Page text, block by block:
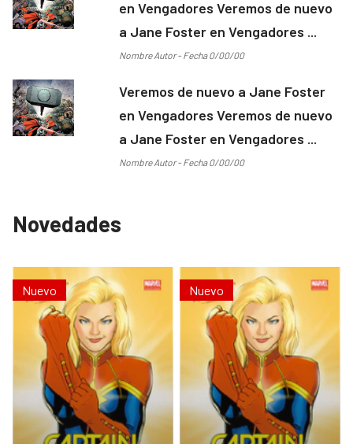
en Vengadores Veremos de nuevo
a Jane Foster en Vengadores ...
Nombre Autor - Fecha 0/00/00
Veremos de nuevo a Jane Foster
en Vengadores Veremos de nuevo
a Jane Foster en Vengadores ...
Nombre Autor - Fecha 0/00/00
Novedades
Nuevo Nuevo